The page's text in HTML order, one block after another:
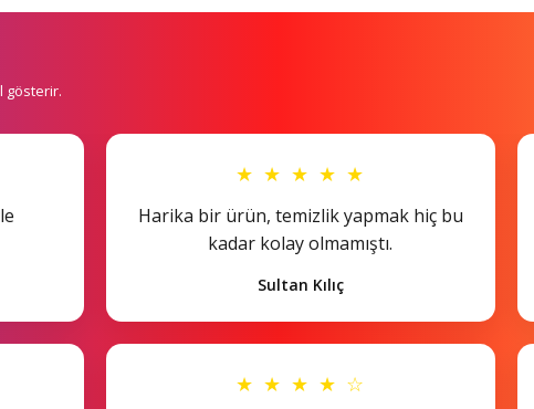
gösterir.
★ ★ ★ ★ ★
Harika bir ürün, temizlik yapmak hiç bu
kadar kolay olmamıştı.
Sultan Kılıç
★ ★ ★ ★ ☆